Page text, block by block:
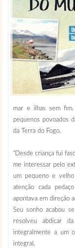
mar e ilhas sem
pequenos povoados
da Terra do Fogo.
“Desde criança fui
me interessar pelo
um pequeno e
atenção cada
apontava em direção
Seu sonho acabou
resolveu abdicar
integralmente a um
integral.